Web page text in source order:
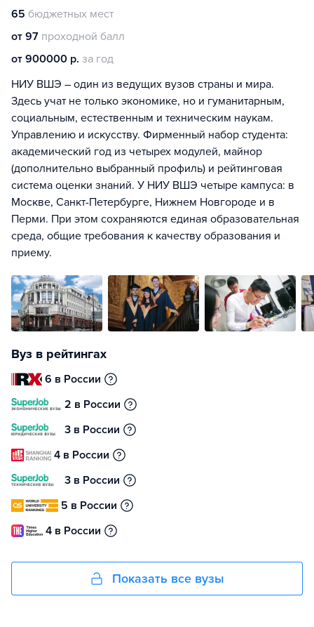
65 бюджетных мест
от 97 проходной балл
от 900000 р. за год
НИУ ВШЭ – один из ведущих вузов страны и мира.
Здесь учат не только экономике, но и гуманитарным,
социальным, естественным и техническим наукам.
Управлению и искусству. Фирменный набор студента:
академический год из четырех модулей, майнор
(дополнительно выбранный профиль) и рейтинговая
система оценки знаний. У НИУ ВШЭ четыре кампуса: в
Москве, Санкт-Петербурге, Нижнем Новгороде и в
Перми. При этом сохраняются единая образовательная
среда, общие требования к качеству образования и
приему.
Вуз в рейтингах
6 в России
2 в России
3 в России
4 в России
3 в России
5 в России
4 в России
Показать все вузы